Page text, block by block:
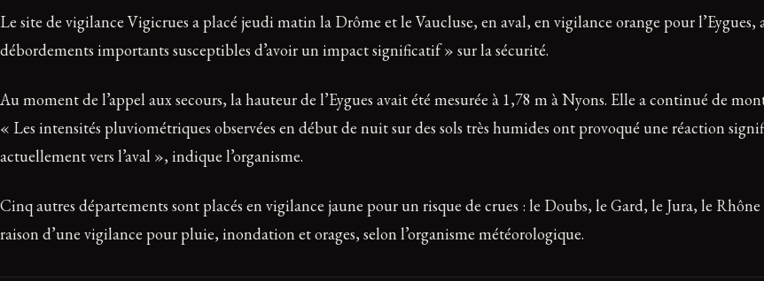
Le site de vigilance Vigicrues a placé jeudi matin la Drôme et le Vaucluse, en aval, en vigilance orange pour l’Eygues,
débordements importants susceptibles d’avoir un impact significatif » sur la sécurité.
Au moment de l’appel aux secours, la hauteur de l’Eygues avait été mesurée à 1,78 m à Nyons. Elle a continué de
« Les intensités pluviométriques observées en début de nuit sur des sols très humides ont provoqué une réaction
actuellement vers l’aval », indique l’organisme.
Cinq autres départements sont placés en vigilance jaune pour un risque de crues : le Doubs, le Gard, le Jura, le Rhône
raison d’une vigilance pour pluie, inondation et orages, selon l’organisme météorologique.